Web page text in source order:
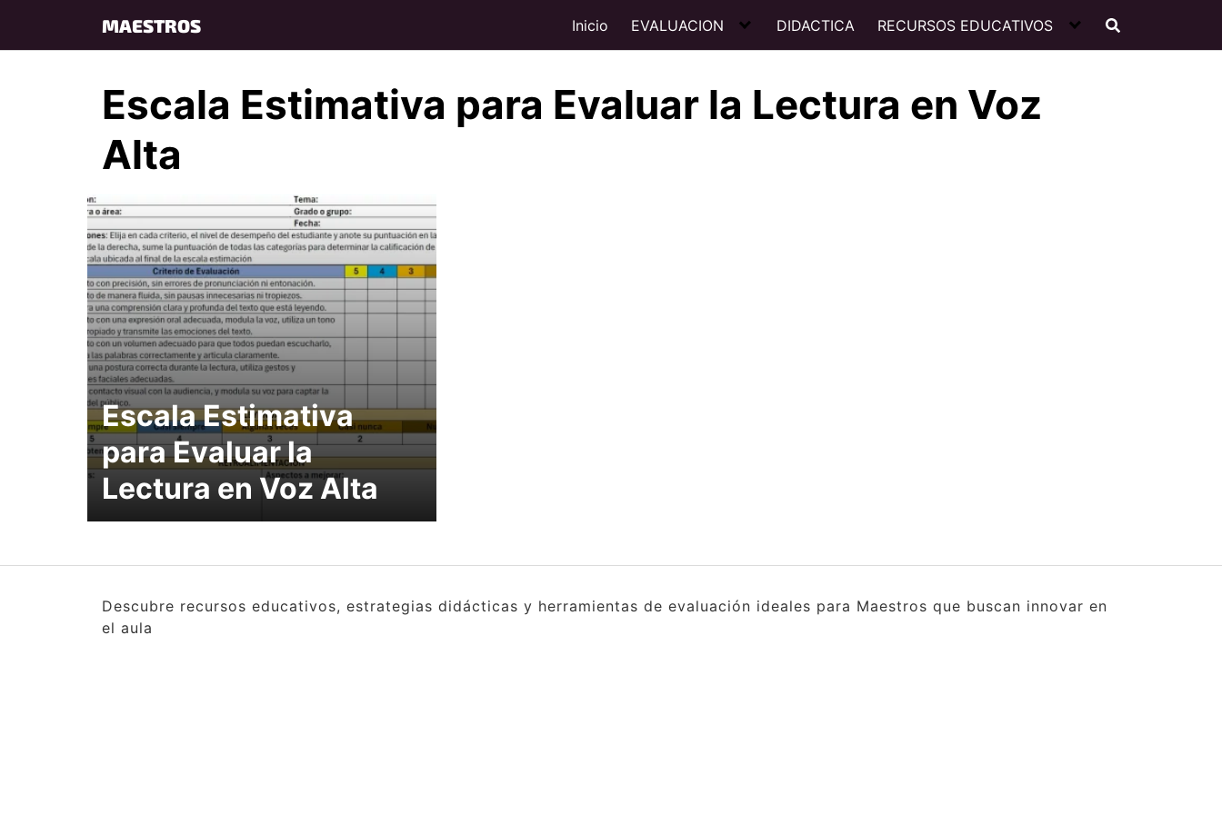
content
MAESTROS Inicio EVALUACION DIDACTICA RECURSOS EDUCATIVOS
Escala Estimativa para Evaluar la Lectura en Voz
Alta
Escala Estimativa
para Evaluar la
Lectura en Voz Alta
Descubre recursos educativos, estrategias didácticas y herramientas de evaluación ideales para Maestros que buscan innovar en
el aula